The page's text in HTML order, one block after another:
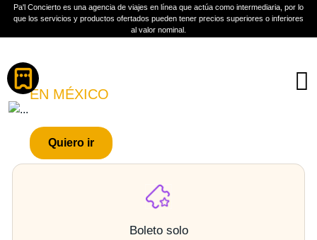
Pa'l Concierto es una agencia de viajes en línea que actúa como intermediaria, por lo
que los servicios y productos ofertados pueden tener precios superiores o inferiores
al valor nominal.
Boletos
CUISILLOS
EN MÉXICO
Quiero ir
Boleto solo